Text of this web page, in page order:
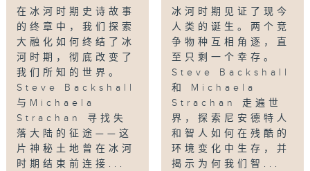
倘若地球再度坠入冰封世界，人类物种将如何求
存？Steve展开探索之旅，与一位深谙末日威胁
的生存专家会面；Michaela则会带我们造访北
极的末日准备基地，一座位于冰层深处，专为确
保人类在末世浩劫后的延续而建地下堡垒。
In the epic conclusion to the Ice
Age story we discover how the Great
Thaw brought the end of the Ice Age
and changed the world as we know
在冰河时期史诗故事
的终章中，我们探索
大融化如何终结了冰
河时期，彻底改变了
我们所知的世界。
Steve Backshall
与Michaela
Strachan 寻找失
落大陆的征途——这
片神秘土地曾在冰河
时期结束前连接...
冰河时期见证了现今
人类的诞生。两个竞
争物种互相角逐，直
至只剩一个幸存。
Steve Backshall
和 Michaela
Strachan 走遍世
界，探索尼安德特人
和智人如何在残酷的
环境变化中生存，并
揭示为何我们智...